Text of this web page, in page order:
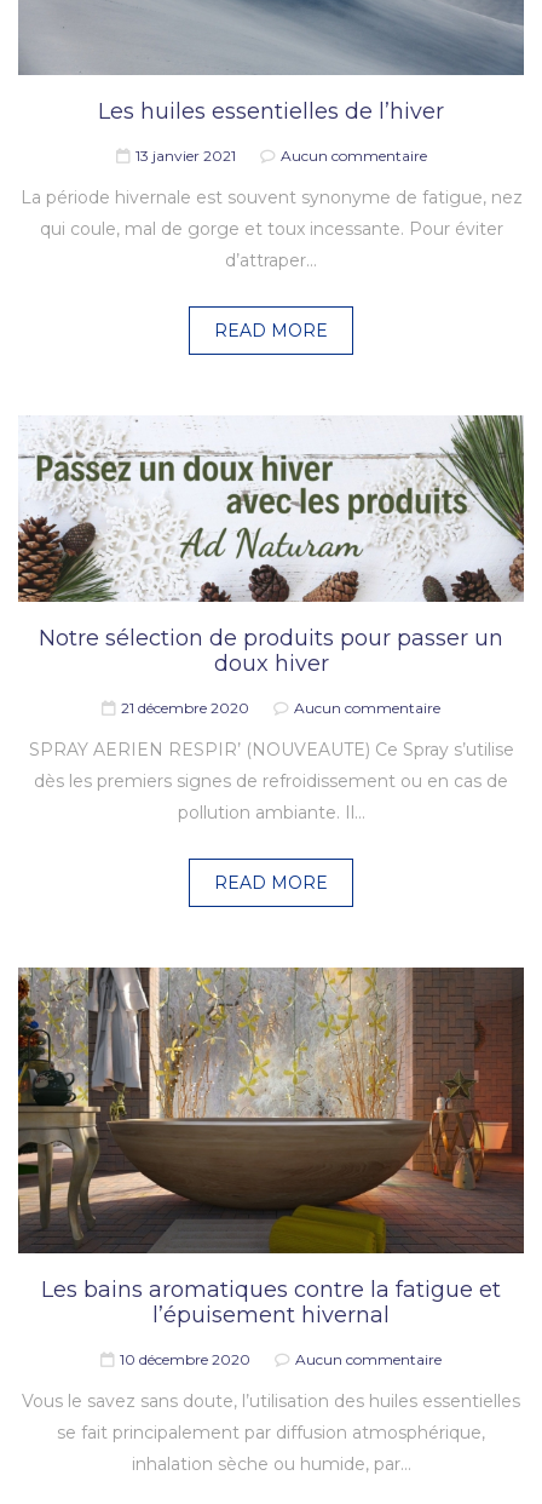
Les huiles essentielles de l’hiver
13 janvier 2021 Aucun commentaire
La période hivernale est souvent synonyme de fatigue, nez
qui coule, mal de gorge et toux incessante. Pour éviter
d’attraper…
READ MORE
Notre sélection de produits pour passer un
doux hiver
21 décembre 2020 Aucun commentaire
SPRAY AERIEN RESPIR’ (NOUVEAUTE) Ce Spray s’utilise
dès les premiers signes de refroidissement ou en cas de
pollution ambiante. Il…
READ MORE
Les bains aromatiques contre la fatigue et
l’épuisement hivernal
10 décembre 2020 Aucun commentaire
Vous le savez sans doute, l’utilisation des huiles essentielles
se fait principalement par diffusion atmosphérique,
inhalation sèche ou humide, par…